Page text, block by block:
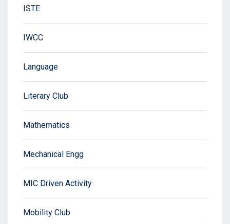
ISTE
IWCC
Language
Literary Club
Mathematics
Mechanical Engg
MIC Driven Activity
Mobility Club